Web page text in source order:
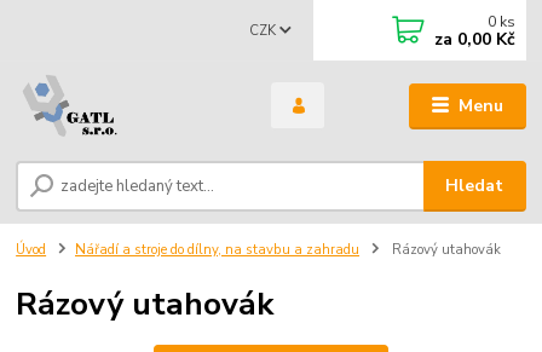
Menu
CZK
Hledat
0 ks
za 0,00 Kč
Úvod Nářadí a stroje do dílny, na stavbu a zahradu Rázový utahovák
Rázový utahovák